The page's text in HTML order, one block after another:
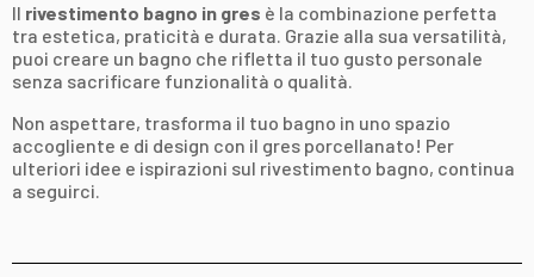
Il rivestimento bagno in gres è la combinazione perfetta
tra estetica, praticità e durata. Grazie alla sua versatilità,
puoi creare un bagno che rifletta il tuo gusto personale
senza sacrificare funzionalità o qualità.
Non aspettare, trasforma il tuo bagno in uno spazio
accogliente e di design con il gres porcellanato! Per
ulteriori idee e ispirazioni sul rivestimento bagno, continua
a seguirci.